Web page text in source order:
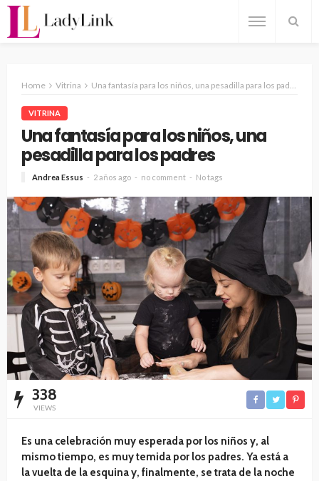
Home Vitrina Una fantasía para los niños, una pesadilla para los padres
VITRINA
Una fantasía para los niños, una
pesadilla para los padres
Andrea Essus 2 años ago no comment No tags
338
VIEWS
Es una celebración muy esperada por los niños y, al
mismo tiempo, es muy temida por los padres. Ya está a
la vuelta de la esquina y, finalmente, se trata de la noche